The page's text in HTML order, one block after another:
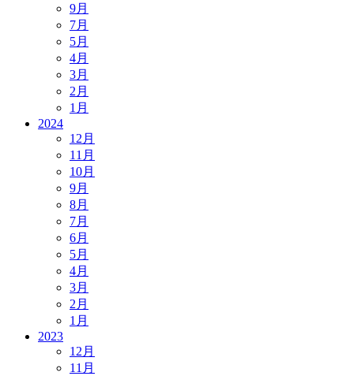
9月
7月
5月
4月
3月
2月
1月
2024
12月
11月
10月
9月
8月
7月
6月
5月
4月
3月
2月
1月
2023
12月
11月